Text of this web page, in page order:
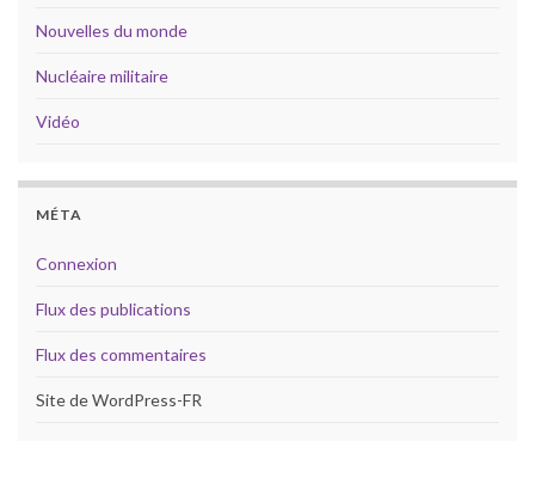
Nouvelles du monde
Nucléaire militaire
Vidéo
MÉTA
Connexion
Flux des publications
Flux des commentaires
Site de WordPress-FR